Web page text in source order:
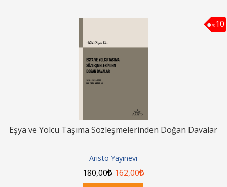
%10
Eşya ve Yolcu Taşıma Sözleşmelerinden Doğan Davalar
Aristo Yayınevi
180,00 162,00